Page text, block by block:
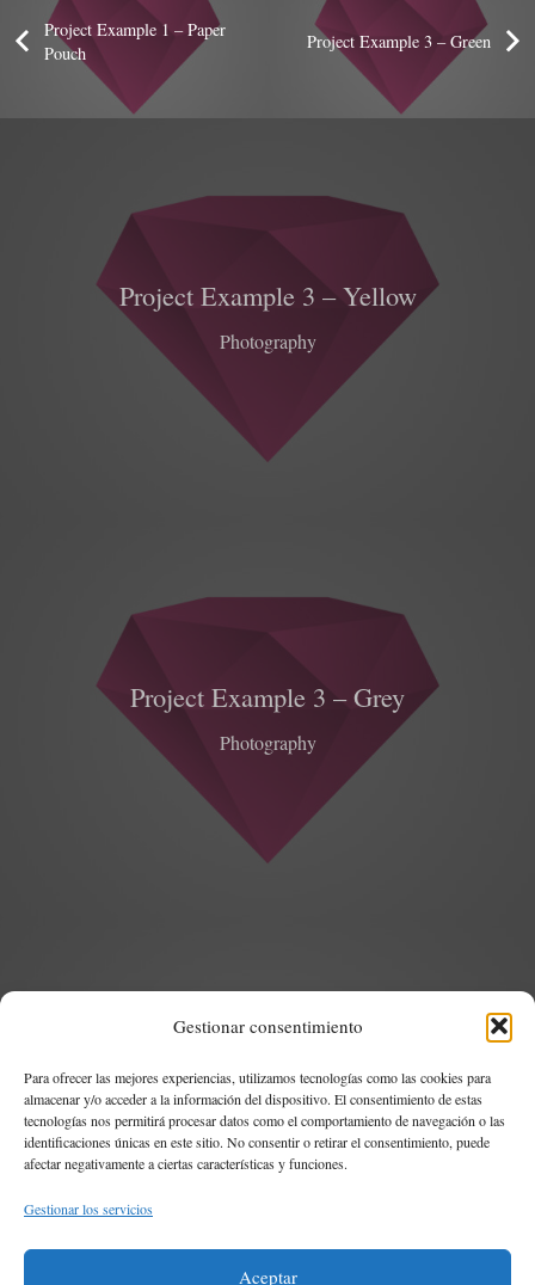
Gestionar consentimiento
Para ofrecer las mejores experiencias, utilizamos tecnologías como las cookies para
almacenar y/o acceder a la información del dispositivo. El consentimiento de estas
tecnologías nos permitirá procesar datos como el comportamiento de navegación o las
identificaciones únicas en este sitio. No consentir o retirar el consentimiento, puede
afectar negativamente a ciertas características y funciones.
Gestionar los servicios
Aceptar
Project Example 1 – Paper
Pouch
Project Example 3 – Green
Project Example 3 – Yellow
Photography
Project Example 3 – Grey
Photography
Project Example 3 – Green
Photography